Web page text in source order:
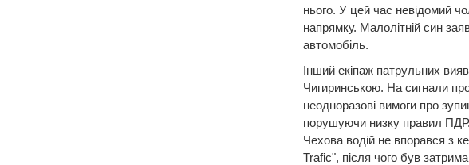
нього. У цей час невідомий
напрямку. Малолітній син
автомобіль.
Інший екіпаж патрульних
Чигиринською. На сигнали
неодноразові вимоги про
порушуючи низку правил
Чехова водій не впорався з
Trafic", після чого був